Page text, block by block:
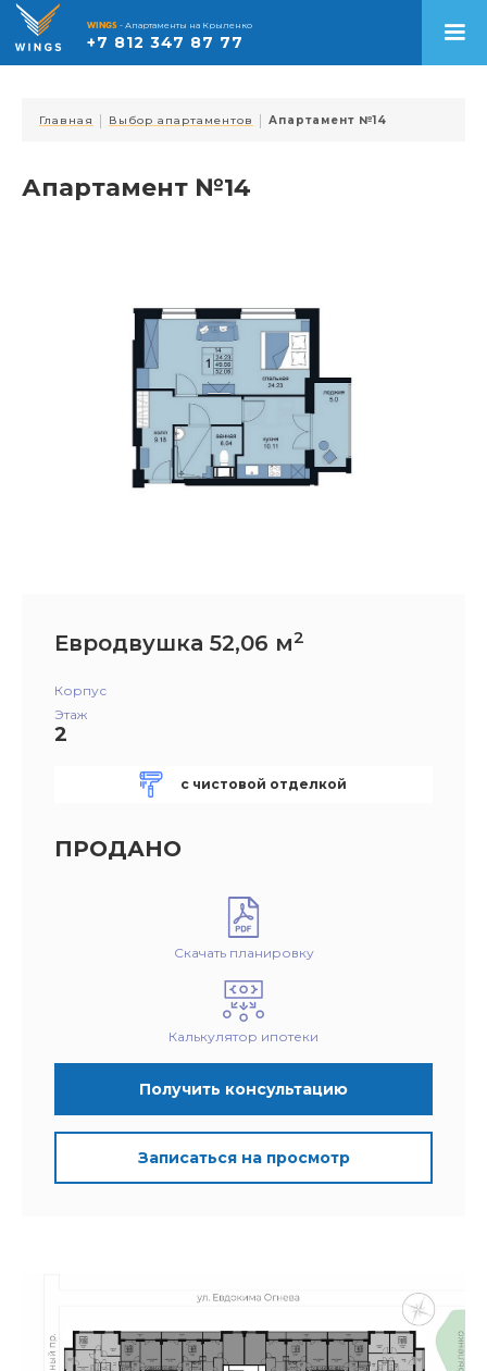
WINGS - Апартаменты на Крыленко
+7 812 347 87 77
Главная | Выбор апартаментов | Апартамент №14
Апартамент №14
Евродвушка 52,06 м2
Корпус
Этаж
2
с чистовой отделкой
ПРОДАНО
Скачать планировку
Калькулятор ипотеки
Получить консультацию
Записаться на просмотр